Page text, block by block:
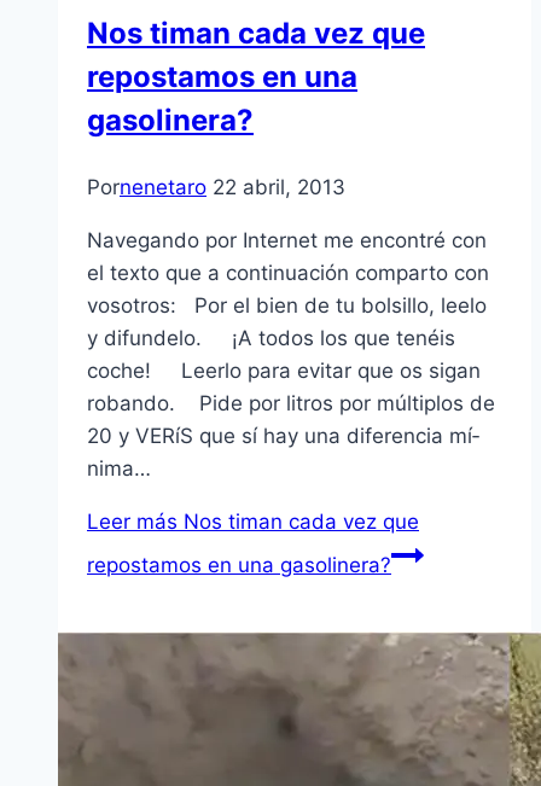
Nos timan cada vez que
repostamos en una
gasolinera?
Pornenetaro 22 abril, 2013
Navegando por Internet me encontré con
el texto que a continuación comparto con
vosotros: Por el bien de tu bolsillo, leelo
y difundelo. ¡A todos los que tenéis
coche! Leerlo para evitar que os sigan
robando. Pide por litros por múltiplos de
20 y VERíS que sí­ hay una diferencia mí­
nima…
Leer más Nos timan cada vez que
repostamos en una gasolinera?